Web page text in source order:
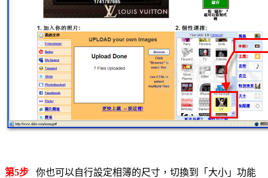
第5步
你也可以自行設定相簿的尺寸，切換到「大小」功能